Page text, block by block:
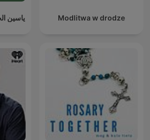
ياسين Modlitwa w drodze